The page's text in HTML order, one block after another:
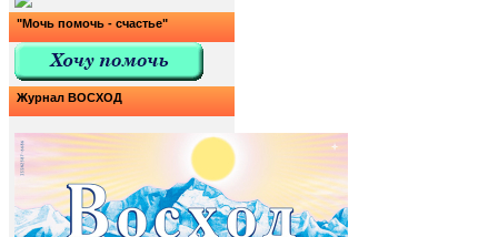
"Мочь помочь - счастье"
Журнал ВОСХОД